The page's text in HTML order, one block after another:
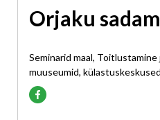
Orjaku
Seminarid maal,
muuseumid,